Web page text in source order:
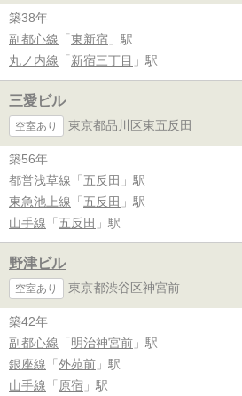
築38年
副都心線 「 東新宿 」駅
丸ノ内線 「 新宿三丁目 」駅
三愛ビル
空室あり 東京都品川区東五反田
築56年
都営浅草線 「 五反田 」駅
東急池上線 「 五反田 」駅
山手線 「 五反田 」駅
野津ビル
空室あり 東京都渋谷区神宮前
築42年
副都心線 「 明治神宮前 」駅
銀座線 「 外苑前 」駅
山手線 「 原宿 」駅